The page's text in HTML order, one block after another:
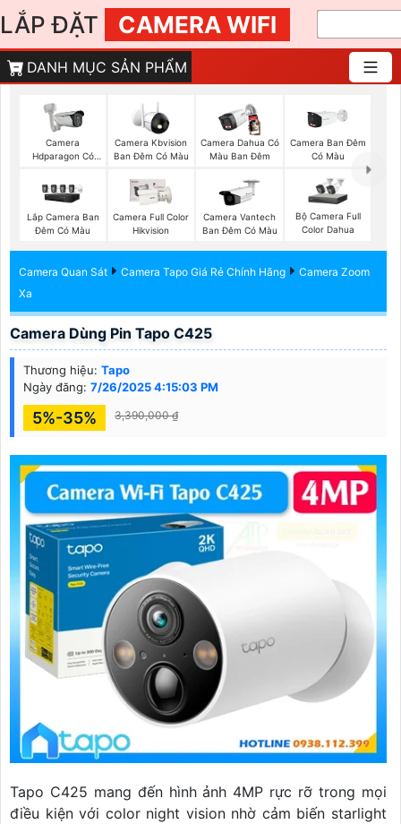
LẮP ĐẶT CAMERA WIFI
DANH MỤC SẢN PHẨM
Camera
Hdparagon Có
Camera Kbvision
Ban Đêm Có Màu
Camera Dahua Có
Màu Ban Đêm
Camera Ban Đêm
Có Màu
Lắp Camera Ban
Đêm Có Màu
Camera Full Color
Hikvision
Camera Vantech
Ban Đêm Có Màu
Bộ Camera Full
Color Dahua
Camera Quan Sát Camera Tapo Giá Rẻ Chính Hãng
Camera Zoom
Xa
Camera Dùng Pin Tapo C425
Thương hiệu: Tapo
Ngày đăng: 7/26/2025 4:15:03 PM
5%-35% 3,390,000 ₫
Tapo C425 mang đến hình ảnh 4MP rực rỡ trong mọi
điều kiện với color night vision nhờ cảm biến starlight